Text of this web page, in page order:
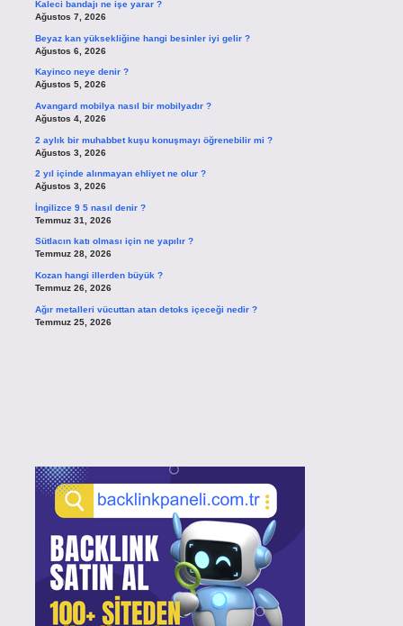
Kaleci bandajı ne işe yarar ?
Ağustos 7, 2026
Beyaz kan yüksekliğine hangi besinler iyi gelir ?
Ağustos 6, 2026
Kayinco neye denir ?
Ağustos 5, 2026
Avangard mobilya nasıl bir mobilyadır ?
Ağustos 4, 2026
2 aylık bir muhabbet kuşu konuşmayı öğrenebilir mi ?
Ağustos 3, 2026
2 yıl içinde alınmayan ehliyet ne olur ?
Ağustos 3, 2026
İngilizce 9 5 nasıl denir ?
Temmuz 31, 2026
Sütlacın katı olması için ne yapılır ?
Temmuz 28, 2026
Kozan hangi illerden büyük ?
Temmuz 26, 2026
Ağır metalleri vücuttan atan detoks içeceği nedir ?
Temmuz 25, 2026